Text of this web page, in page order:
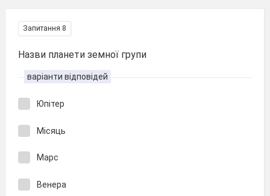
Запитання 8
Назви планети земної групи
варіанти відповідей
Юпітер
Місяць
Марс
Венера